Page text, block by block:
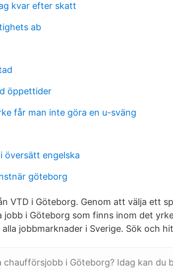
kvar efter skatt
ab
öppettider
får man inte göra en u-sväng
översätt engelska
göteborg
VTD i Göteborg. Genom att välja ett
jobb i Göteborg som finns inom det
jobbmarknader i Sverige. Sök och
chaufförsjobb i Göteborg? Idag kan du